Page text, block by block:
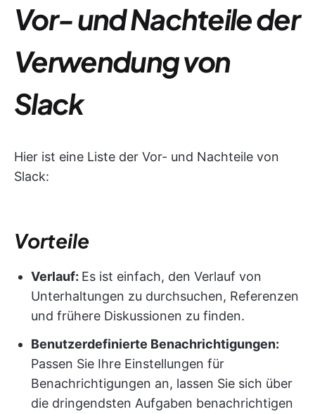
Vor- und Nachteile der
Verwendung von
Slack
Hier ist eine Liste der Vor- und Nachteile von
Slack:
Vorteile
Verlauf: Es ist einfach, den Verlauf von
Unterhaltungen zu durchsuchen, Referenzen
und frühere Diskussionen zu finden.
Benutzerdefinierte Benachrichtigungen:
Passen Sie Ihre Einstellungen für
Benachrichtigungen an, lassen Sie sich über
die dringendsten Aufgaben benachrichtigen